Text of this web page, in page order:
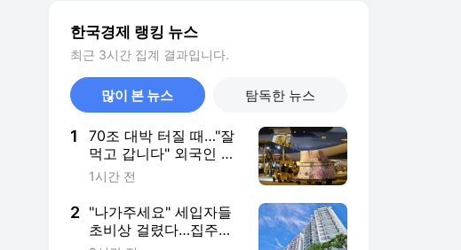
한국경제 랭킹 뉴스
최근 3시간 집계 결과입니다.
많이 본 뉴스 탐독한 뉴스
1
70조 대박 터질 때…"잘
먹고 갑니다" 외국인 역
대급 탈출 러시
1시간 전
2 "나가주세요" 세입자들
초비상 걸렸다…집주인